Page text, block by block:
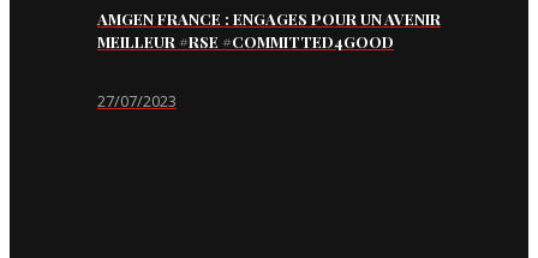
AMGEN FRANCE : ENGAGES POUR UN AVENIR
MEILLEUR #RSE #COMMITTED4GOOD
27/07/2023